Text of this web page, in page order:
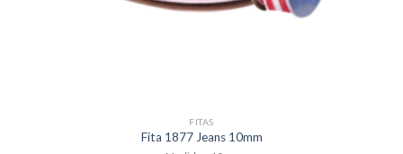
FITAS
Fita 1877 Jeans 10mm